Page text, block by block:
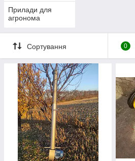
Прилади для
агронома
Сортування 0